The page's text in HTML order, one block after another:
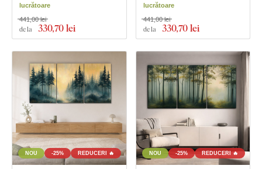
lucrătoare
de la 330,70 lei
441,00 lei
lucrătoare
de la 330,70 lei
441,00 lei
NOU -25% REDUCERI 🔥 NOU -25% REDUCERI 🔥